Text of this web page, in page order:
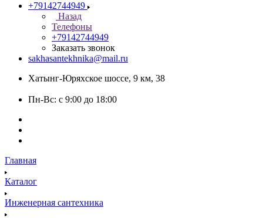
+79142744949
Назад
Телефоны
+79142744949
Заказать звонок
sakhasantekhnika@mail.ru
Хатынг-Юряхское шоссе, 9 км, 38
Пн-Вс: с 9:00 до 18:00
Главная
Каталог
Инженерная сантехника